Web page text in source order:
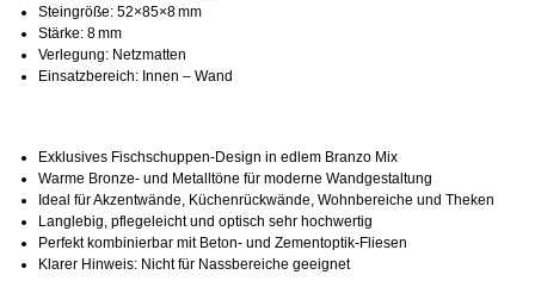
Steingröße: 52×85×8 mm
Stärke: 8 mm
Verlegung: Netzmatten
Einsatzbereich: Innen – Wand
Exklusives Fischschuppen‑Design in edlem Branzo Mix
Warme Bronze‑ und Metalltöne für moderne Wandgestaltung
Ideal für Akzentwände, Küchenrückwände, Wohnbereiche und Theken
Langlebig, pflegeleicht und optisch sehr hochwertig
Perfekt kombinierbar mit Beton‑ und Zementoptik‑Fliesen
Klarer Hinweis: Nicht für Nassbereiche geeignet